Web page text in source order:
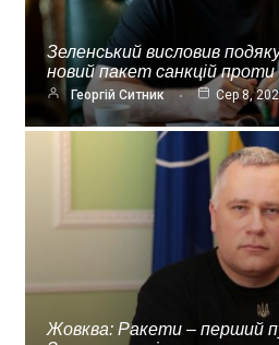
Зеленський висловив
новий пакет санкцій
Георгій Ситник Сер 8,
Жовква: Ракети – перший